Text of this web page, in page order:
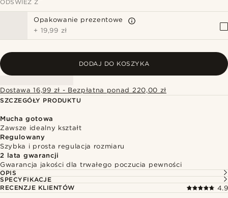
ODŚWIEŻ Z
Opakowanie prezentowe
+ 19,99 zł
DODAJ DO KOSZYKA
Dostawa 16,99 zł - Bezpłatna ponad 220,00 zł
SZCZEGÓŁY PRODUKTU
Mucha gotowa
Zawsze idealny kształt
Regulowany
Szybka i prosta regulacja rozmiaru
2 lata gwarancji
Gwarancja jakości dla trwałego poczucia pewności
OPIS
SPECYFIKACJE
RECENZJE KLIENTÓW
4.9